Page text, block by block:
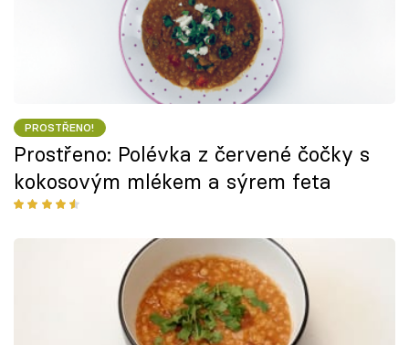
PROSTŘENO!
Prostřeno: Polévka z červené čočky s
kokosovým mlékem a sýrem feta